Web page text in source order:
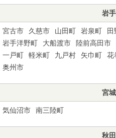
岩
宮古市 久慈市 山田町 岩泉町
岩手洋野町
大船渡市 陸前高田市
一戸町
軽米町 九戸村 矢巾町 花
奥州市
宮
気仙沼市 南三陸町
秋